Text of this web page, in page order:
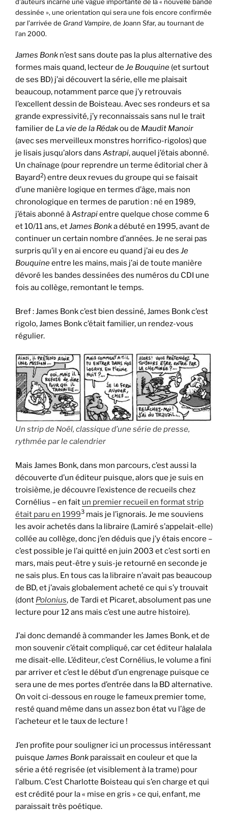
dessinée », une orientation qui sera une fois encore confirmée
par l’arrivée de Grand Vampire, de Joann Sfar, au tournant de
l’an 2000.
James Bonk n’est sans doute pas la plus alternative des
formes mais quand, lecteur de Je Bouquine (et surtout
de ses BD) j’ai découvert la série, elle me plaisait
beaucoup, notamment parce que j’y retrouvais
l’excellent dessin de Boisteau. Avec ses rondeurs et sa
grande expressivité, j’y reconnaissais sans nul le trait
familier de La vie de la Rédakou de Maudit Manoir
(avec ses merveilleux monstres horrifico-rigolos) que
je lisais jusqu’alors dans Astrapi, auquel j’étais abonné.
Un chaînage (pour reprendre un terme éditorial cher à
Bayard2) entre deux revues du groupe qui se faisait
d’une manière logique en termes d’âge, mais non
chronologique en termes de parution : né en 1989,
j’étais abonné àAstrapientre quelque chose comme 6
et 10/11 ans, etJames Bonka débuté en 1995, avant de
continuer un certain nombre d’années. Je ne serai pas
surpris qu’il y en ai encore eu quand j’ai eu des Je
Bouquineentre les mains, mais j’ai de toute manière
dévoré les bandes dessinées des numéros du CDI une
fois au collège, remontant le temps.
Bref : James Bonk c’est bien dessiné, James Bonk c’est
rigolo, James Bonk c’était familier, un rendez-vous
régulier.
Un strip de Noël, classique d’une série de presse,
rythmée par le calendrier
Mais James Bonk, dans mon parcours, c’est aussi la
découverte d’un éditeur puisque, alors que je suis en
troisième, je découvre l’existence de recueils chez
Cornélius – en fait un premier recueil en format strip
était paru en 19993 mais je l’ignorais. Je me souviens
les avoir achetés dans la libraire (Lamiré s’appelait-elle)
collée au collège, donc j’en déduis que j’y étais encore –
c’est possible je l’ai quitté en juin 2003 et c’est sorti en
mars, mais peut-être y suis-je retourné en seconde je
ne sais plus. En tous cas la libraire n’avait pas beaucoup
de BD, et j’avais globalement acheté ce qui s’y trouvait
(dont Polonius, de Tardi et Picaret, absolument pas une
lecture pour 12 ans mais c’est une autre histoire).
J’ai donc demandé à commander les James Bonk, et de
mon souvenir c’était compliqué, car cet éditeur halalala
me disait-elle. L’éditeur, c’est Cornélius, le volume a fini
par arriver et c’est le début d’un engrenage puisque ce
sera une de mes portes d’entrée dans la BD alternative.
On voit ci-dessous en rouge le fameux premier tome,
resté quand même dans un assez bon état vu l’âge de
l’acheteur et le taux de lecture !
J’en profite pour souligner ici un processus intéressant
puisque James Bonk paraissait en couleur et que la
série a été regrisée (et visiblement à la trame) pour
l’album. C’est Charlotte Boisteau qui s’en charge et qui
est crédité pour la « mise en gris » ce qui, enfant, me
paraissait très poétique.